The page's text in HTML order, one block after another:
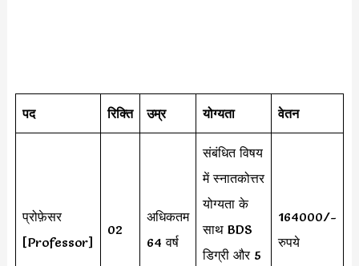
पद रिक्ति उम्र योग्यता वेतन
प्रोफ़ेसर
[Professor]
02
अधिकतम
64 वर्ष
संबंधित विषय
में स्नातकोत्तर
योग्यता के
साथ BDS
डिग्री और 5
164000/-
रुपये